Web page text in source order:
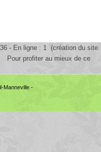
- En ligne : 1 (création du site
au mieux de ce
Manneville -